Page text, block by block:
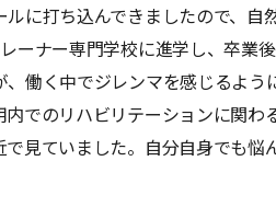
に打ち込んできましたので、
ーナー専門学校に進学し、卒業
働く中でジレンマを感じるよ
でのリハビリテーションに関
見ていました。自分自身でも